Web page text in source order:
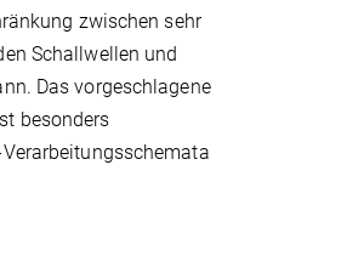
zwischen sehr
Schallwellen und
Das vorgeschlagene
besonders